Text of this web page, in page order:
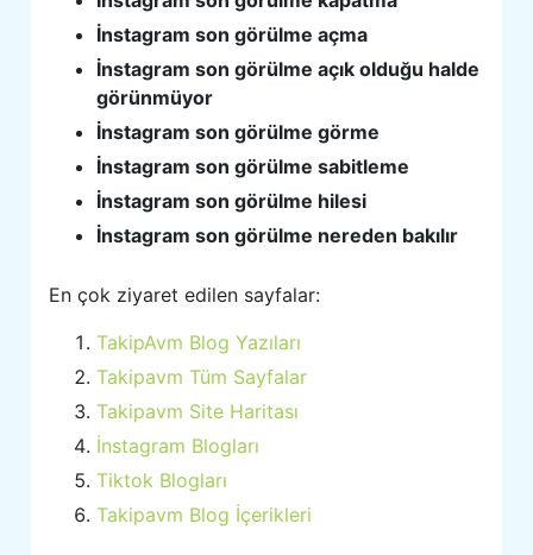
İnstagram son görülme açma
İnstagram son görülme açık olduğu halde
görünmüyor
İnstagram son görülme görme
İnstagram son görülme sabitleme
İnstagram son görülme hilesi
İnstagram son görülme nereden bakılır
En çok ziyaret edilen sayfalar:
TakipAvm Blog Yazıları
Takipavm Tüm Sayfalar
Takipavm Site Haritası
İnstagram Blogları
Tiktok Blogları
Takipavm Blog İçerikleri